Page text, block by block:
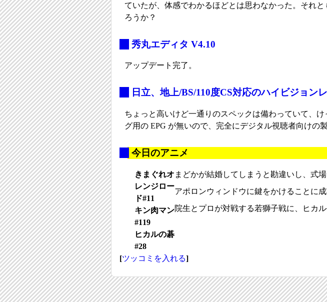
ていたが、体感でわかるほどとは思わなかった。それ
ろうか？
秀丸エディタ V4.10
アップデート完了。
日立、地上/BS/110度CS対応のハイビジョン
ちょっと高いけど一通りのスペックは備わっていて、
グ用の EPG が無いので、完全にデジタル視聴者向けの製
今日のアニメ
きまぐれオ
レンジロー
ド#11
まどかが結婚してしまうと勘違いし、式
キン肉マン
#119
アポロンウィンドウに鍵をかけることに
ヒカルの碁
#28
院生とプロが対戦する若獅子戦に、ヒカ
[ツッコミを入れる]